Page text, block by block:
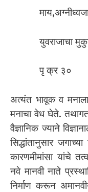
युवराजाचा
पृ क्र ३०
अत्यंत भावूक व मनाला
मनाचा वेध घेते. तथागत
वैज्ञानिक ज्याने
सिद्धांतानुसार
कारणमीमांसा यांचे
नवे मानवी नाते
निर्माण करून